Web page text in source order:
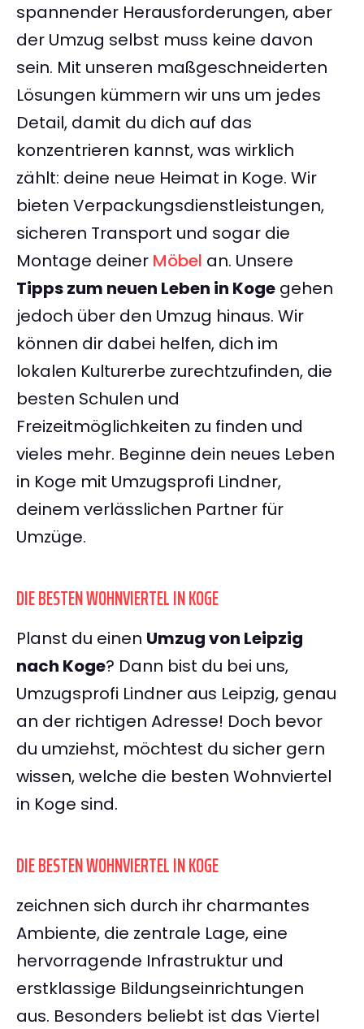
spannender Herausforderungen, aber
der Umzug selbst muss keine davon
sein. Mit unseren maßgeschneiderten
Lösungen kümmern wir uns um jedes
Detail, damit du dich auf das
konzentrieren kannst, was wirklich
zählt: deine neue Heimat in Koge. Wir
bieten Verpackungsdienstleistungen,
sicheren Transport und sogar die
Montage deiner Möbel an. Unsere
Tipps zum neuen Leben in Koge gehen
jedoch über den Umzug hinaus. Wir
können dir dabei helfen, dich im
lokalen Kulturerbe zurechtzufinden, die
besten Schulen und
Freizeitmöglichkeiten zu finden und
vieles mehr. Beginne dein neues Leben
in Koge mit Umzugsprofi Lindner,
deinem verlässlichen Partner für
Umzüge.
DIE BESTEN WOHNVIERTEL IN KOGE
Planst du einen Umzug von Leipzig
nach Koge? Dann bist du bei uns,
Umzugsprofi Lindner aus Leipzig, genau
an der richtigen Adresse! Doch bevor
du umziehst, möchtest du sicher gern
wissen, welche die besten Wohnviertel
in Koge sind.
DIE BESTEN WOHNVIERTEL IN KOGE
zeichnen sich durch ihr charmantes
Ambiente, die zentrale Lage, eine
hervorragende Infrastruktur und
erstklassige Bildungseinrichtungen
aus. Besonders beliebt ist das Viertel